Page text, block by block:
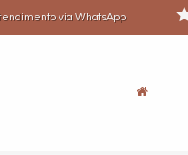
via WhatsApp